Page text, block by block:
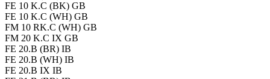
FE 10 K.C (BK) GB
FE 10 K.C (WH) GB
FM 10 RK.C (WH) GB
FM 20 K.C IX GB
FE 20.B (BR) IB
FE 20.B (WH) IB
FE 20.B IX IB